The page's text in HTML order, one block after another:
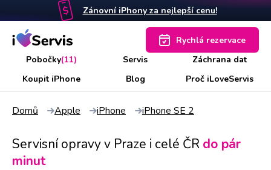
Zánovní iPhony za nejlepší cenu!
Pobočky(11) Servis
Záchrana dat
Koupit iPhone
Blog Proč iLoveServis
Rychlá rezervace
Domů Apple iPhone iPhone SE 2
Servisní opravy v Praze i celé ČR do pár
minut